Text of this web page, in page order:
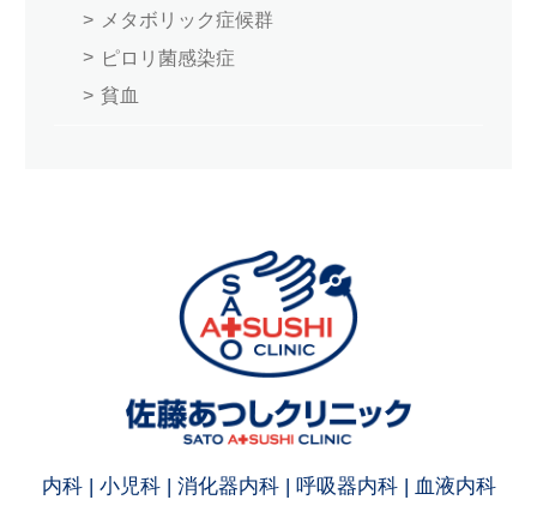
メタボリック症候群
ピロリ菌感染症
貧血
内科 | 小児科 | 消化器内科 | 呼吸器内科 | 血液内科